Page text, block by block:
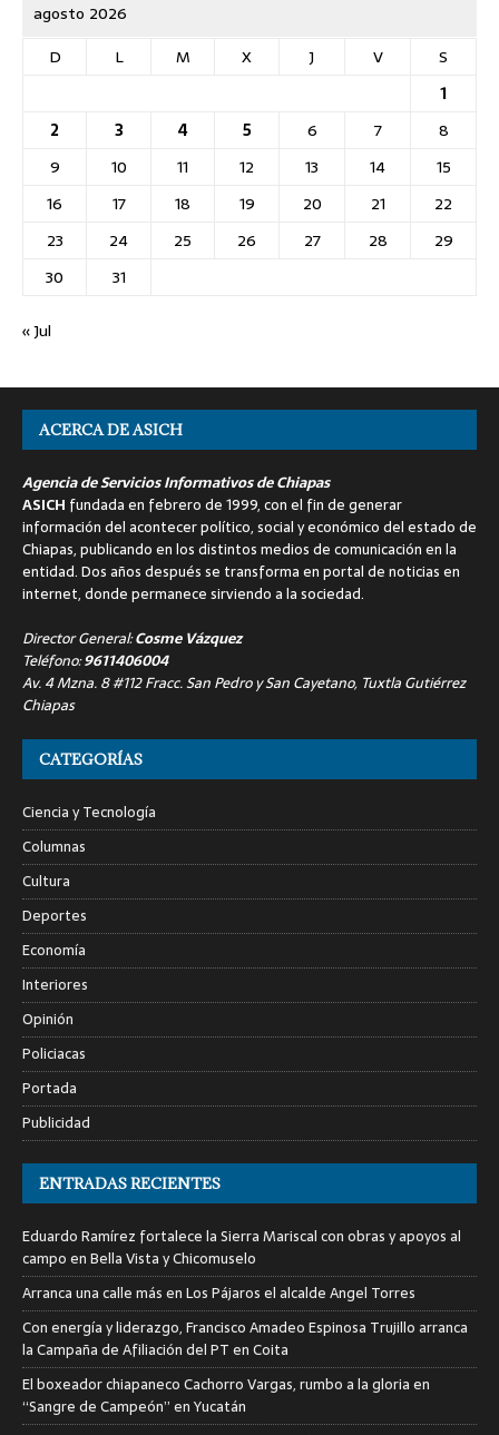
agosto 2026
D
L M X J V
S
1
2
3 4 5 6 7
8
9
10 11 12 13 14
15
16
17 18 19 20 21
22
23
24 25 26 27 28
29
30
31
« Jul
ACERCA DE ASICH
Agencia de Servicios Informativos de Chiapas
ASICH fundada en febrero de 1999, con el fin de generar
información del acontecer político, social y económico del estado de
Chiapas, publicando en los distintos medios de comunicación en la
entidad. Dos años después se transforma en portal de noticias en
internet, donde permanece sirviendo a la sociedad.
Director General:Cosme Vázquez
Teléfono:9611406004
Av. 4 Mzna. 8 #112 Fracc. San Pedro y San Cayetano, Tuxtla Gutiérrez
Chiapas
CATEGORÍAS
Ciencia y Tecnología
Columnas
Cultura
Deportes
Economía
Interiores
Opinión
Policiacas
Portada
Publicidad
ENTRADAS RECIENTES
Eduardo Ramírez fortalece la Sierra Mariscal con obras y apoyos al
campo en Bella Vista y Chicomuselo
Arranca una calle más en Los Pájaros el alcalde Angel Torres
Con energía y liderazgo, Francisco Amadeo Espinosa Trujillo arranca
la Campaña de Afiliación del PT en Coita
El boxeador chiapaneco Cachorro Vargas, rumbo a la gloria en
“Sangre de Campeón” en Yucatán